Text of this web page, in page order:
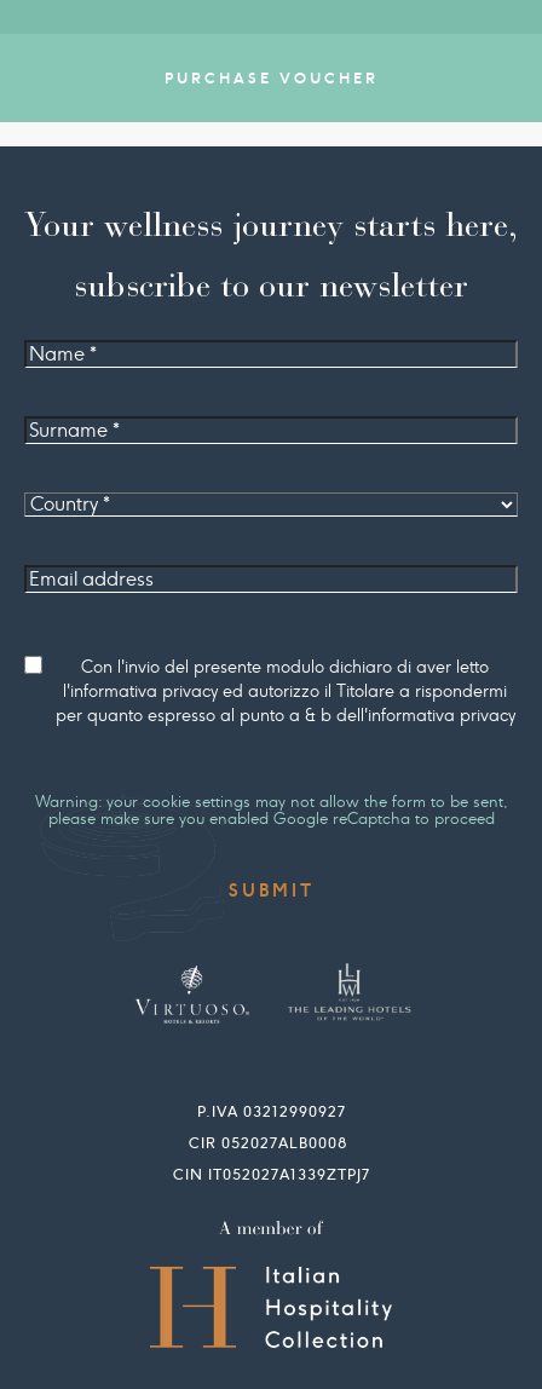
PURCHASE VOUCHER
Your wellness journey starts here,
subscribe to our newsletter
Name
Surname
Country
Email
Con l'invio del presente modulo dichiaro di aver letto
l'informativa privacy ed autorizzo il Titolare a rispondermi
per quanto espresso al punto a & b dell'informativa privacy
Warning: your cookie settings may not allow the form to be sent,
please make sure you enabled Google reCaptcha to proceed
P.IVA 03212990927
CIR 052027ALB0008
CIN IT052027A1339ZTPJ7